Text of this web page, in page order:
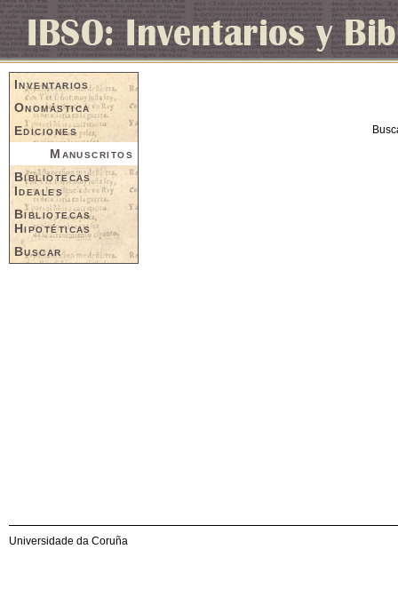
Inventarios
Onomástica
Ediciones
Manuscritos
Bibliotecas
Ideales
Bibliotecas
Hipotéticas
Buscar
Universidade da Coruña